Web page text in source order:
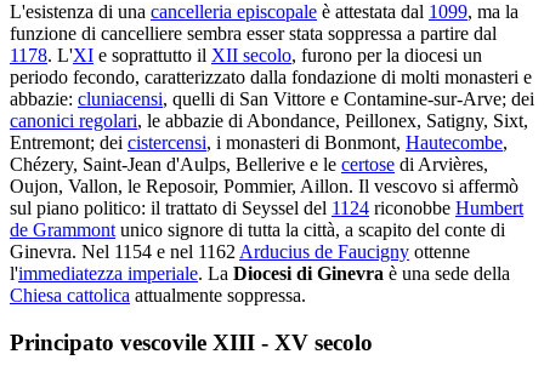
L'esistenza di una cancelleria episcopale è attestata dal 1099, ma la
funzione di cancelliere sembra esser stata soppressa a partire dal
1178. L'XI e soprattutto il XII secolo, furono per la diocesi un
periodo fecondo, caratterizzato dalla fondazione di molti monasteri e
abbazie: cluniacensi, quelli di San Vittore e Contamine-sur-Arve; dei
canonici regolari, le abbazie di Abondance, Peillonex, Satigny, Sixt,
Entremont; dei cistercensi, i monasteri di Bonmont, Hautecombe,
Chézery, Saint-Jean d'Aulps, Bellerive e le certose di Arvières,
Oujon, Vallon, le Reposoir, Pommier, Aillon. Il vescovo si affermò
sul piano politico: il trattato di Seyssel del 1124 riconobbe Humbert
de Grammont unico signore di tutta la città, a scapito del conte di
Ginevra. Nel 1154 e nel 1162 Arducius de Faucigny ottenne
l'immediatezza imperiale. La Diocesi di Ginevra è una sede della
Chiesa cattolica attualmente soppressa.
Principato vescovile XIII - XV secolo